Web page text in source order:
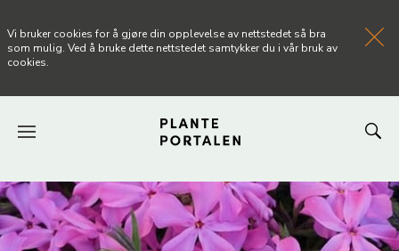
FORSIDEN
NYHETER
Vi bruker cookies for å gjøre din opplevelse av nettstedet så bra
som mulig. Ved å bruke dette nettstedet samtykker du i vår bruk av
cookies.